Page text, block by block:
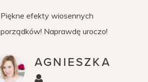
Piękne efekty wiosennych
porządków! Naprawdę uroczo!
AGNIESZKA